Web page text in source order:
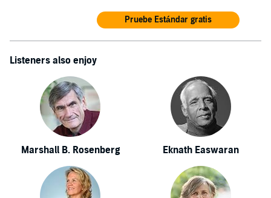
Pruebe Estándar gratis
Listeners also enjoy
Marshall B. Rosenberg Eknath Easwaran